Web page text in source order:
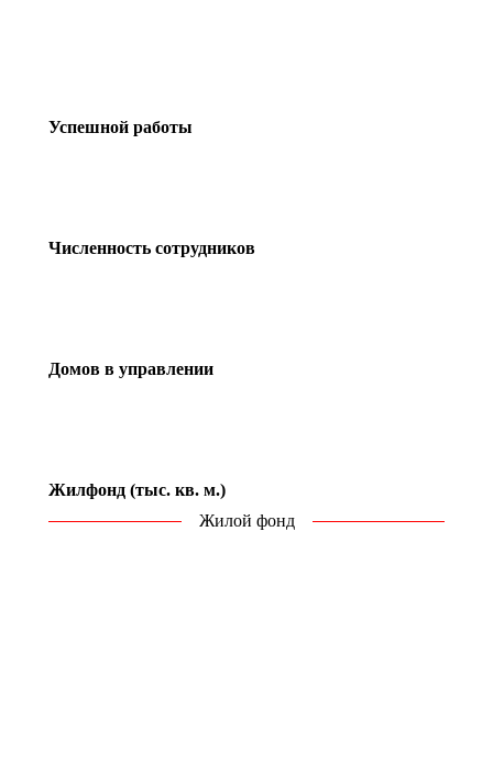
Успешной работы
Численность сотрудников
Домов в управлении
Жилфонд (тыс. кв. м.)
Жилой фонд